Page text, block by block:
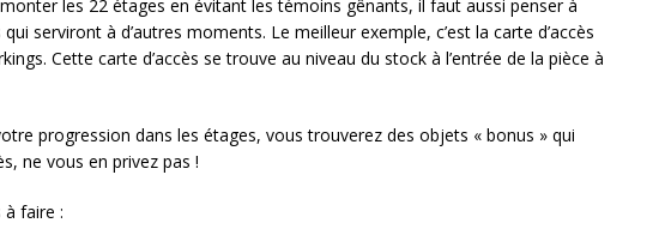
monter les 22 étages en évitant les témoins gênants, il faut aussi penser à
serviront à d’autres moments. Le meilleur exemple, c’est la carte d’accès
Cette carte d’accès se trouve au niveau du stock à l’entrée de la pièce à
progression dans les étages, vous trouverez des objets « bonus » qui
ne vous en privez pas !
à faire :